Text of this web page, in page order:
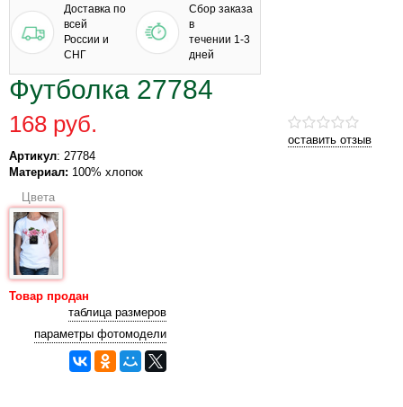
Доставка по
всей
России и
СНГ
Сбор заказа
в
течении 1-3
дней
Футболка 27784
оставить отзыв
168 руб.
Артикул: 27784
Материал: 100% хлопок
Цвета
Товар продан
таблица размеров
параметры фотомодели